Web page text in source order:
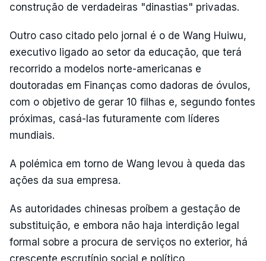
construção de verdadeiras "dinastias" privadas.
Outro caso citado pelo jornal é o de Wang Huiwu,
executivo ligado ao setor da educação, que terá
recorrido a modelos norte-americanas e
doutoradas em Finanças como dadoras de óvulos,
com o objetivo de gerar 10 filhas e, segundo fontes
próximas, casá-las futuramente com líderes
mundiais.
A polémica em torno de Wang levou à queda das
ações da sua empresa.
As autoridades chinesas proíbem a gestação de
substituição, e embora não haja interdição legal
formal sobre a procura de serviços no exterior, há
crescente escrutínio social e político.